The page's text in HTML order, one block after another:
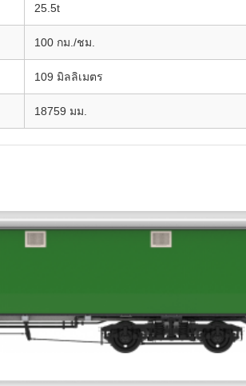
25.5t
100 กม./ชม.
109 มิลลิเมตร
18759 มม.